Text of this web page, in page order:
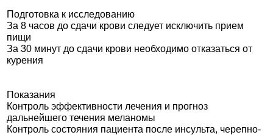
Подготовка к исследованию
За 8 часов до сдачи крови следует исключить прием
пищи
За 30 минут до сдачи крови необходимо отказаться от
курения
Показания
Контроль эффективности лечения и прогноз
дальнейшего течения меланомы
Контроль состояния пациента после инсульта, черепно-